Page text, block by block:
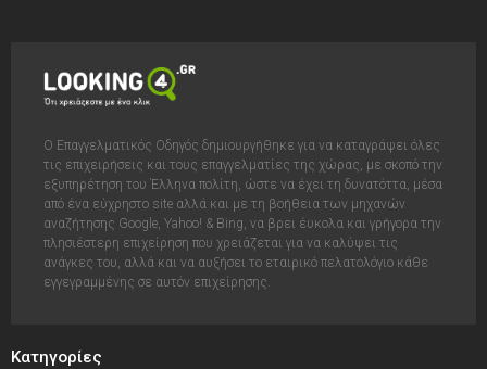
Ο Επαγγελματικός Οδηγός δημιουργήθηκε για να καταγράψει όλες
τις επιχειρήσεις και τους επαγγελματίες της χώρας, με σκοπό την
εξυπηρέτηση του Έλληνα πολίτη, ώστε να έχει τη δυνατόττα, μέσα
από ένα εύχρηστο site αλλά και με τη βοήθεια των μηχανών
αναζήτησης Google, Yahoo! & Bing, να βρει έυκολα και γρήγορα την
πλησιέστερη επιχείρηση που χρειάζεται για να καλύψει τις
ανάγκες του, αλλά και να αυξήσει το εταιρικό πελατολόγιο κάθε
εγγεγραμμένης σε αυτόν επιχείρησης.
Κατηγορίες